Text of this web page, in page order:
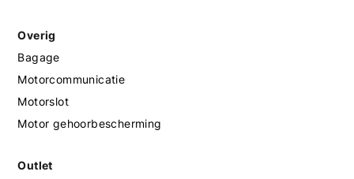
Overig
Bagage
Motorcommunicatie
Motorslot
Motor gehoorbescherming
Outlet